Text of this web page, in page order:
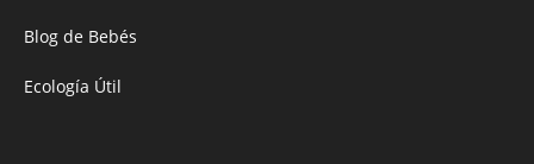
Blog de Bebés
Ecología Útil